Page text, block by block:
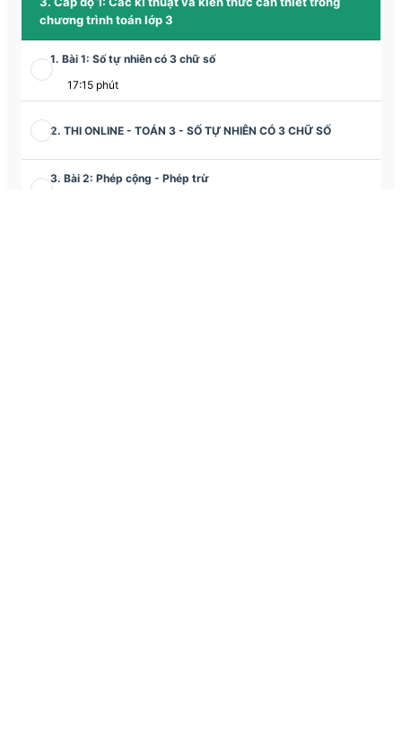
chương trình toán lớp 3
1. Bài 1: Số tự nhiên có 3 chữ số
17:15 phút
2. THI ONLINE - TOÁN 3 - SỐ TỰ NHIÊN CÓ 3 CHỮ SỐ
3. Bài 2: Phép cộng - Phép trừ